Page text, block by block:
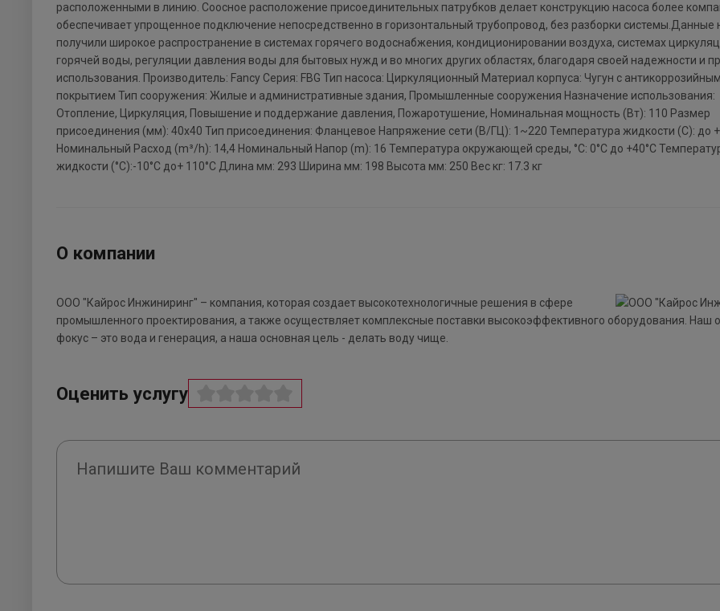
расположенными в линию. Соосное расположение присоединительных патрубков делает конструкцию насоса более
обеспечивает упрощенное подключение непосредственно в горизонтальный трубопровод, без разборки системы.Данные
получили широкое распространение в системах горячего водоснабжения, кондиционировании воздуха, системах
горячей воды, регуляции давления воды для бытовых нужд и во многих других областях, благодаря своей надежности и
использования. Производитель: Fancy Серия: FBG Тип насоса: Циркуляционный Материал корпуса: Чугун с антикоррозийным
покрытием Тип сооружения: Жилые и административные здания, Промышленные сооружения Назначение использования:
Отопление, Циркуляция, Повышение и поддержание давления, Пожаротушение, Номинальная мощность (Вт): 110 Размер
присоединения (мм): 40x40 Тип присоединения: Фланцевое Напряжение сети (В/ГЦ): 1~220 Температура жидкости (C): до
Номинальный Расход (m³/h): 14,4 Номинальный Напор (m): 16 Температура окружающей среды, °С: 0°С до +40°C
жидкости (°C):-10°С до+ 110°С Длина мм: 293 Ширина мм: 198 Высота мм: 250 Вес кг: 17.3 кг
О компании
ООО "Кайрос Инжиниринг" – компания, которая создает высокотехнологичные решения в сфере
промышленного проектирования, а также осуществляет комплексные поставки высокоэффективного оборудования. Наш
фокус – это вода и генерация, а наша основная цель - делать воду чище.
Оценить услугу